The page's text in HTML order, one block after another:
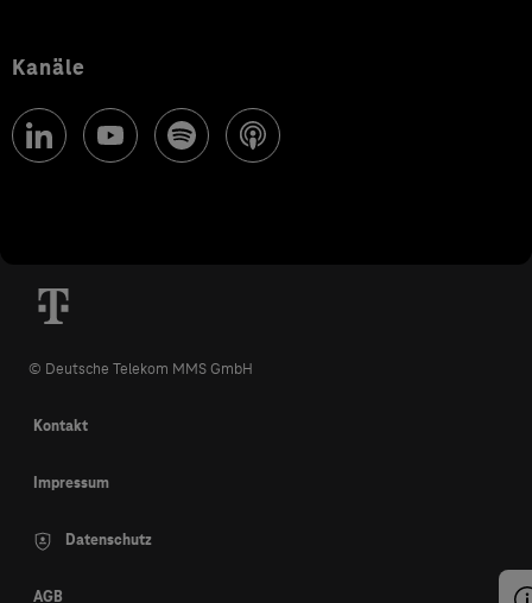
Kanäle
© Deutsche Telekom MMS GmbH
Kontakt
Impressum
Datenschutz
AGB